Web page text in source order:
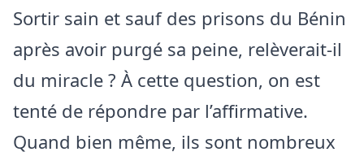
Sortir sain et sauf des prisons du Bénin
après avoir purgé sa peine, relèverait-il
du miracle ? À cette question, on est
tenté de répondre par l’affirmative.
Quand bien même, ils sont nombreux